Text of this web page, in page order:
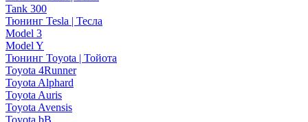
Tank 300
Тюнинг Tesla | Тесла
Model 3
Model Y
Тюнинг Toyota | Тойота
Toyota 4Runner
Toyota Alphard
Toyota Auris
Toyota Avensis
Toyota bB